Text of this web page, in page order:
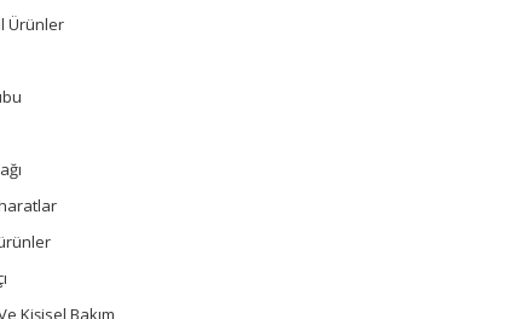
Ürünler
Kişisel Bakım